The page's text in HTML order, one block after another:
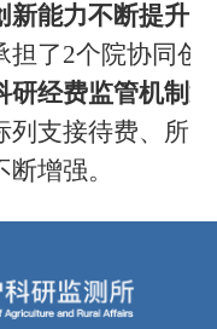
新能力不断提升
担了2个院协同创
研经费监管机制
列支接待费、所
增强。